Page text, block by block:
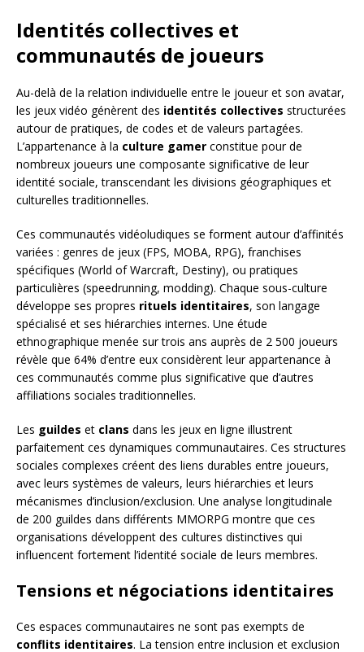
Identités collectives et
communautés de joueurs
Au-delà de la relation individuelle entre le joueur et son avatar,
les jeux vidéo génèrent des identités collectives structurées
autour de pratiques, de codes et de valeurs partagées.
L’appartenance à la culture gamer constitue pour de
nombreux joueurs une composante significative de leur
identité sociale, transcendant les divisions géographiques et
culturelles traditionnelles.
Ces communautés vidéoludiques se forment autour d’affinités
variées : genres de jeux (FPS, MOBA, RPG), franchises
spécifiques (World of Warcraft, Destiny), ou pratiques
particulières (speedrunning, modding). Chaque sous-culture
développe ses propres rituels identitaires, son langage
spécialisé et ses hiérarchies internes. Une étude
ethnographique menée sur trois ans auprès de 2 500 joueurs
révèle que 64% d’entre eux considèrent leur appartenance à
ces communautés comme plus significative que d’autres
affiliations sociales traditionnelles.
Les guildes et clans dans les jeux en ligne illustrent
parfaitement ces dynamiques communautaires. Ces structures
sociales complexes créent des liens durables entre joueurs,
avec leurs systèmes de valeurs, leurs hiérarchies et leurs
mécanismes d’inclusion/exclusion. Une analyse longitudinale
de 200 guildes dans différents MMORPG montre que ces
organisations développent des cultures distinctives qui
influencent fortement l’identité sociale de leurs membres.
Tensions et négociations identitaires
Ces espaces communautaires ne sont pas exempts de
conflits identitaires. La tension entre inclusion et exclusion